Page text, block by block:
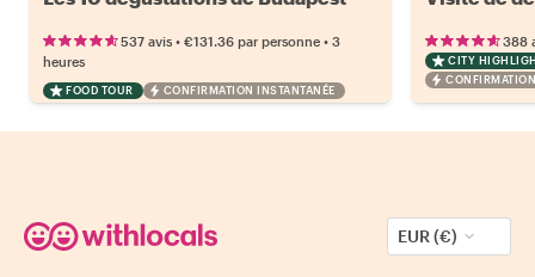
537 avis • €131.36 par personne • 3
heures
FOOD TOUR CONFIRMATION INSTANTANÉE
388
CITY
EUR (€)